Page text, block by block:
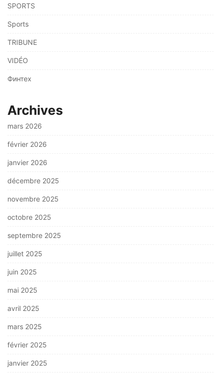
SPORTS
Sports
TRIBUNE
VIDÉO
Финтех
Archives
mars 2026
février 2026
janvier 2026
décembre 2025
novembre 2025
octobre 2025
septembre 2025
juillet 2025
juin 2025
mai 2025
avril 2025
mars 2025
février 2025
janvier 2025